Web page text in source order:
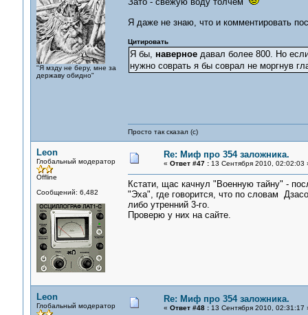
"Я мзду не беру, мне за
державу обидно"
Я даже не знаю, что и комментировать
Цитировать
Я бы, наверноедавал более 800. Но
нужно соврать я бы соврал не моргнув
Просто так сказал (с)
Leon
Глобальный модератор
Offline
Сообщений: 6,482
Re: Миф про 354 заложника.
« Ответ #47 :13 Сентября 2010, 02:02:03
Кстати, щас качнул "Военную тайну" -
"Эха", где говорится, что по словам
либо утренний 3-го.
Проверю у них на сайте.
Leon
Глобальный модератор
Re: Миф про 354 заложника.
« Ответ #48 :13 Сентября 2010, 02:31:17